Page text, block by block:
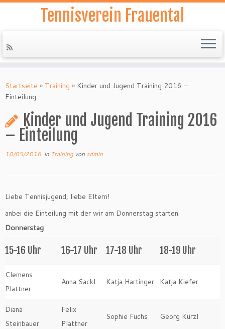
Inhalt
springen
Tennisverein Frauental
Startseite » Training » Kinder und Jugend Training 2016 –
Einteilung
Kinder und Jugend Training 2016
– Einteilung
10/05/2016 in Training von admin
Liebe Tennisjugend, liebe Eltern!
anbei die Einteilung mit der wir am Donnerstag starten.
Donnerstag
15-16 Uhr 16-17 Uhr 17-18 Uhr 18-19 Uhr
Clemens
Plattner
Anna Sackl Katja Hartinger Katja Kiefer
Diana
Steinbauer
Felix
Plattner
Sophie Fuchs Georg Kürzl